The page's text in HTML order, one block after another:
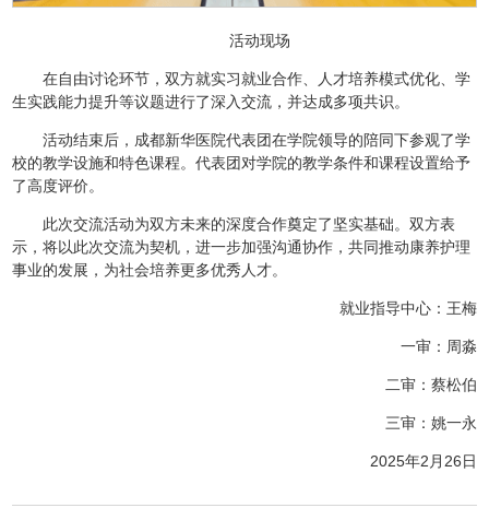
活动现场
在自由讨论环节，双方就实习就业合作、人才培养模式优化、学
生实践能力提升等议题进行了深入交流，并达成多项共识。
活动结束后，成都新华医院代表团在学院领导的陪同下参观了学
校的教学设施和特色课程。代表团对学院的教学条件和课程设置给予
了高度评价。
此次交流活动为双方未来的深度合作奠定了坚实基础。双方表
示，将以此次交流为契机，进一步加强沟通协作，共同推动康养护理
事业的发展，为社会培养更多优秀人才。
就业指导中心：王梅
一审：周淼
二审：蔡松伯
三审：姚一永
2025年2月26日